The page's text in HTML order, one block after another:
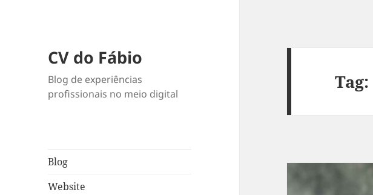
CV do Fábio
Blog de experiências
profissionais no meio digital
Blog
Website
Tag: